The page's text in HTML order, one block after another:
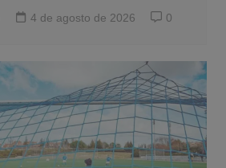
4 de agosto de 2026 0